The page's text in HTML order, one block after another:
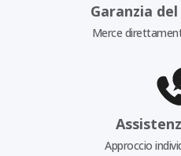
Garanzia
Merce
Approccio